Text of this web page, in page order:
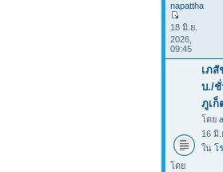
napattha
18 มิ.ย.
2026,
09:45
เภสั
บ./ชั่
ภูเก็
โดย
16 มิ.
ใน โ
โดย